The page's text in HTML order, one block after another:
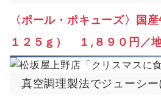
〈ポール・ポキューズ〉国
１２５ｇ） １,８９０円／
真空調理製法でジューシ